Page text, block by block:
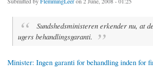
Sundshedsministeren erkender nu, at
ugers behandlingsgaranti.
Minister: Ingen garanti for behandling inden for